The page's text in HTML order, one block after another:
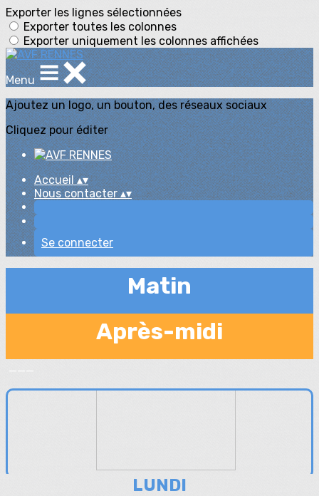
Exporter les lignes sélectionnées
Exporter toutes les colonnes
Exporter uniquement les colonnes affichées
Menu
Ajoutez un logo, un bouton, des réseaux sociaux
Cliquez pour éditer
Accueil▴▾
Nous contacter▴▾
Se connecter
Matin
Après-midi
___
LUNDI